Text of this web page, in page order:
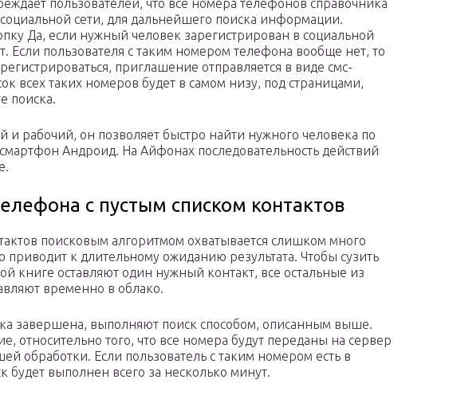
пользователей, что все номера телефонов справочника
сети, для дальнейшего поиска информации.
Да, если нужный человек зарегистрирован в социальной
Если пользователя с таким номером телефона вообще нет, то
приглашение отправляется в виде смс-
всех таких номеров будет в самом низу, под страницами,
поиска.
и рабочий, он позволяет быстро найти нужного человека по
Андроид. На Айфонах последовательность действий
с пустым списком контактов
поисковым алгоритмом охватывается слишком много
приводит к длительному ожиданию результата. Чтобы сузить
книге оставляют один нужный контакт, все остальные из
временно в облако.
завершена, выполняют поиск способом, описанным выше.
относительно того, что все номера будут переданы на сервер
обработки. Если пользователь с таким номером есть в
будет выполнен всего за несколько минут.